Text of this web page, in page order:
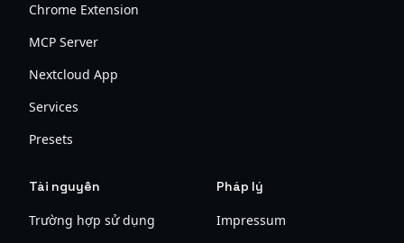
Chrome Extension
MCP Server
Nextcloud App
Services
Presets
Tài nguyên
Trường hợp sử dụng
Pháp lý
Impressum